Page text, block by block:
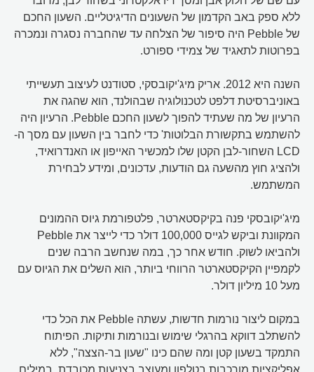
ללא ספק באב הקדמון של השעונים הדיגיטליים. השעון החכם
של Pebble היה סיפור של הצלחה עד שהחברה נסגרה ונמכרה
בפרוטות לתאגיד של צמידי ספורט.
השנה היא 2012. אריק מיג'יקובסקי, סטודנט לעיצוב תעשייתי
באוניברסיטת דלפט לטכנולוגיה שבהולנד, הוא שהגה את
הרעיון של מה שעתיד להפוך לשעון החכם Pebble. הרעיון היה
להשתמש בתקשורת הבלוטות' כדי לחבר בין השעון עם מסך ה-
LCD השחור-לבן הקטן שלו למכשיר האייפון או האנדרואיד,
ולהציג חוץ מהשעה גם הודעות, עדכונים, ומידע לבחירת
המשתמש.
מיג'יקובסקי פנה בקיקסטארטר, פלטפורמת גיוס ההמונים
המקוונת וביקש לגייס 100,000 דולר כדי לייצר את Pebble
ולהביאו לשוק. חודש אחר כך, במה שנחשב הרבה שנים
לקמפיין הקיקסטארטר הרווחי ביותר, הוא השלים את הגיוס עם
מעל 10 מיליון דולר.
במקום ליצור נורמות חדשות, עשתה Pebble את הכל כדי
להשתלב דווקא בהרגלי שימוש ובנורמות ותיקות. הפיתוח
התמקד בשעון קטן ומה שהם כינו "שעון בר-הצצה", ללא
אפליקציות מורכבות בטלפון ומעוצב בצניעות מכובדת. במילים